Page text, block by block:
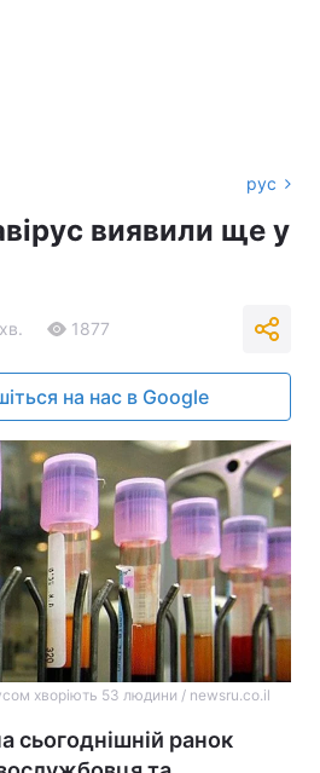
рус
виявили ще у
1877
на нас в Google
хворіють 53 людини / newsru.co.il
сьогоднішній ранок